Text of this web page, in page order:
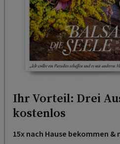
Ihr Vorteil: Drei
kostenlos
15x nach Hause bekommen &